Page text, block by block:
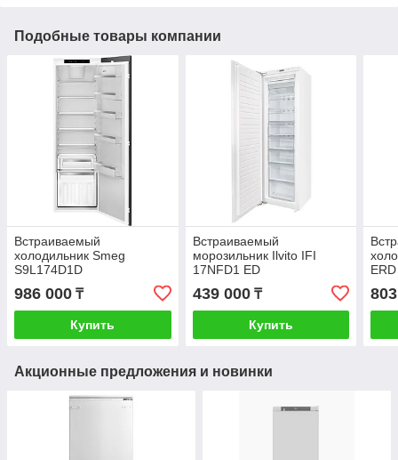
Подобные товары компании
Встраиваемый
холодильник Smeg
S9L174D1D
986 000 ₸
Купить
Встраиваемый
морозильник Ilvito IFI
17NFD1 ED
439 000₸
Купить
Акционные предложения и новинки